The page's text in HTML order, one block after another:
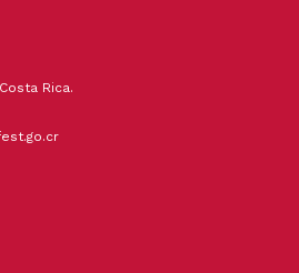
Rica.